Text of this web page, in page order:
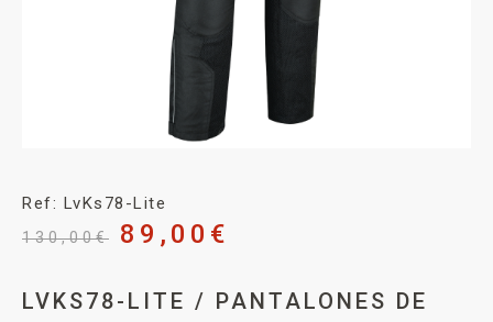
Ref: LvKs78-Lite
130,00€ 89,00 €
LVKS78-LITE / PANTALONES DE